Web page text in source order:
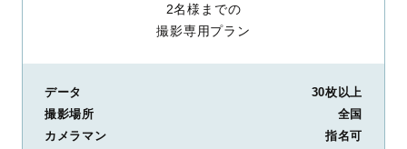
2名様までの
撮影専用プラン
データ
30枚以上
撮影場所
全国
カメラマン
指名可